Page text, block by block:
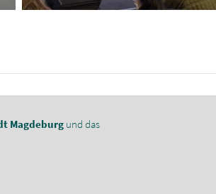
Magdeburg und das